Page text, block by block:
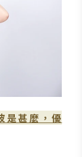
是甚麼，優